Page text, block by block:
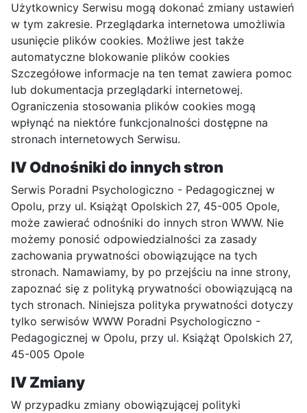
Użytkownicy Serwisu mogą dokonać zmiany ustawień
w tym zakresie. Przeglądarka internetowa umożliwia
usunięcie plików cookies. Możliwe jest także
automatyczne blokowanie plików cookies
Szczegółowe informacje na ten temat zawiera pomoc
lub dokumentacja przeglądarki internetowej.
Ograniczenia stosowania plików cookies mogą
wpłynąć na niektóre funkcjonalności dostępne na
stronach internetowych Serwisu.
IV Odnośniki do innych stron
Serwis Poradni Psychologiczno - Pedagogicznej w
Opolu, przy ul. Książąt Opolskich 27, 45-005 Opole,
może zawierać odnośniki do innych stron WWW. Nie
możemy ponosić odpowiedzialności za zasady
zachowania prywatności obowiązujące na tych
stronach. Namawiamy, by po przejściu na inne strony,
zapoznać się z polityką prywatności obowiązującą na
tych stronach. Niniejsza polityka prywatności dotyczy
tylko serwisów WWW Poradni Psychologiczno -
Pedagogicznej w Opolu, przy ul. Książąt Opolskich 27,
45-005 Opole
IV Zmiany
W przypadku zmiany obowiązującej polityki